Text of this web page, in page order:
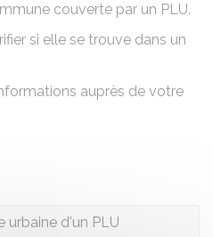
couverte par un PLU.
si elle se trouve dans un
auprès de votre
urbaine d'un PLU